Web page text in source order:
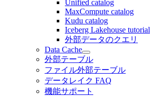
Unified catalog
MaxCompute catalog
Kudu catalog
Iceberg Lakehouse tutorial
外部データのクエリ
Data Cache
外部テーブル
ファイル外部テーブル
データレイク FAQ
機能サポート